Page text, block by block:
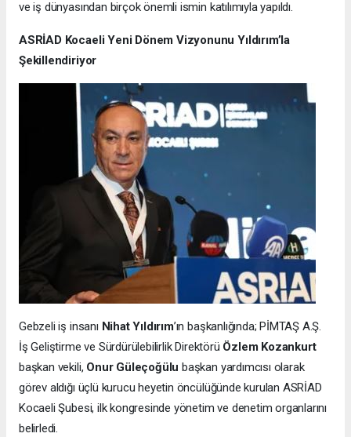
ve iş dünyasından birçok önemli ismin katılımıyla yapıldı.
ASRİAD Kocaeli Yeni Dönem Vizyonunu Yıldırım’la
Şekillendiriyor
Gebzeli iş insanı Nihat Yıldırım’ın başkanlığında; PİMTAŞ A.Ş.
İş Geliştirme ve Sürdürülebilirlik Direktörü Özlem Kozankurt
başkan vekili, Onur Güleçoğülu başkan yardımcısı olarak
görev aldığı üçlü kurucu heyetin öncülüğünde kurulan ASRİAD
Kocaeli Şubesi, ilk kongresinde yönetim ve denetim organlarını
belirledi.